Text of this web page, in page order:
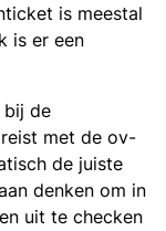
is meestal
is er een
bij de
met de ov-
de juiste
denken om in
uit te checken